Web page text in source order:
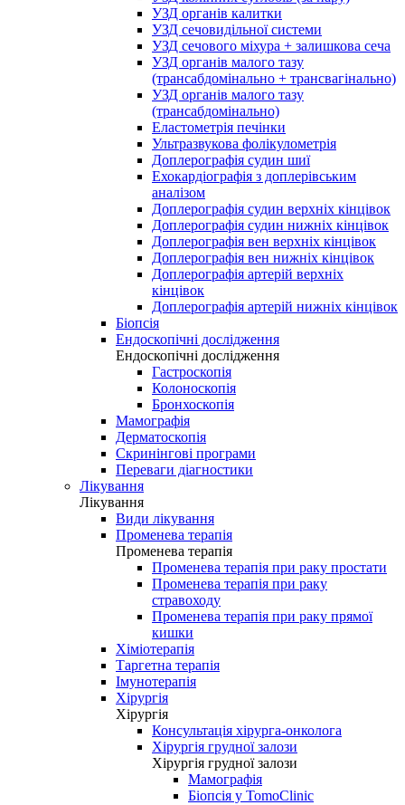
УЗД органів калитки
УЗД сечовидільної системи
УЗД сечового міхура + залишкова сеча
УЗД органів малого тазу
(трансабдомінально + трансвагінально)
УЗД органів малого тазу
(трансабдомінально)
Еластометрія печінки
Ультразвукова фолікулометрія
Доплерографія судин шиї
Ехокардіографія з доплерівським
аналізом
Доплерографія судин верхніх кінцівок
Доплерографія судин нижніх кінцівок
Доплерографія вен верхніх кінцівок
Доплерографія вен нижніх кінцівок
Доплерографія артерій верхніх
кінцівок
Доплерографія артерій нижніх кінцівок
Біопсія
Ендоскопічні дослідження
Ендоскопічні дослідження
Гастроскопія
Колоноскопія
Бронхоскопія
Мамографія
Дерматоскопія
Скринінгові програми
Переваги діагностики
Лікування
Лікування
Види лікування
Променева терапія
Променева терапія
Променева терапія при раку простати
Променева терапія при раку
стравоходу
Променева терапія при раку прямої
кишки
Хіміотерапія
Таргетна терапія
Імунотерапія
Хірургія
Хірургія
Консультація хірурга-онколога
Хірургія грудної залози
Хірургія грудної залози
Мамографія
Біопсія у TomoClinic